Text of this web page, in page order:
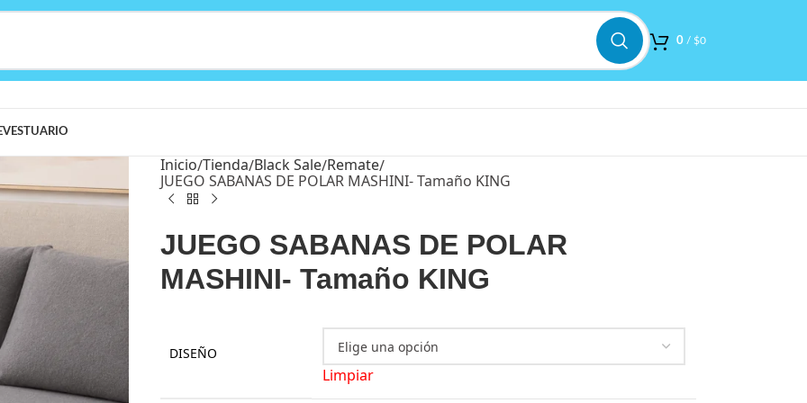
0 / $0
VESTUARIO
Inicio Tienda Black Sale Remate
JUEGO SABANAS DE POLAR MASHINI- Tamaño KING
JUEGO SABANAS DE POLAR
MASHINI- Tamaño KING
DISEÑO
Limpiar